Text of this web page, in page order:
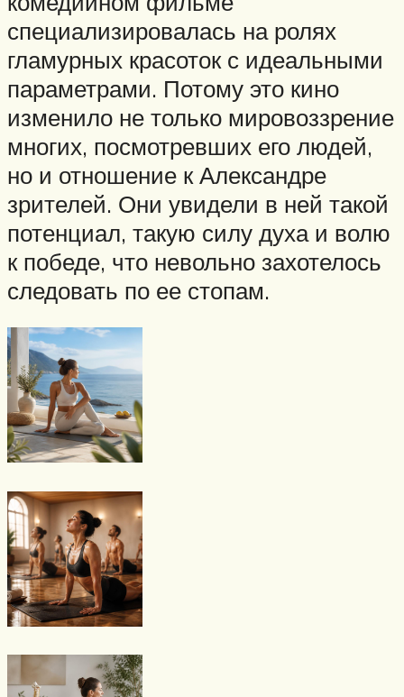
специализировалась на ролях
гламурных красоток с идеальными
параметрами. Потому это кино
изменило не только мировоззрение
многих, посмотревших его людей,
но и отношение к Александре
зрителей. Они увидели в ней такой
потенциал, такую силу духа и волю
к победе, что невольно захотелось
следовать по ее стопам.